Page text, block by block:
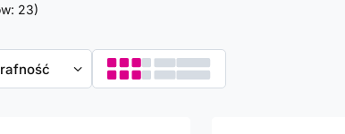
23)